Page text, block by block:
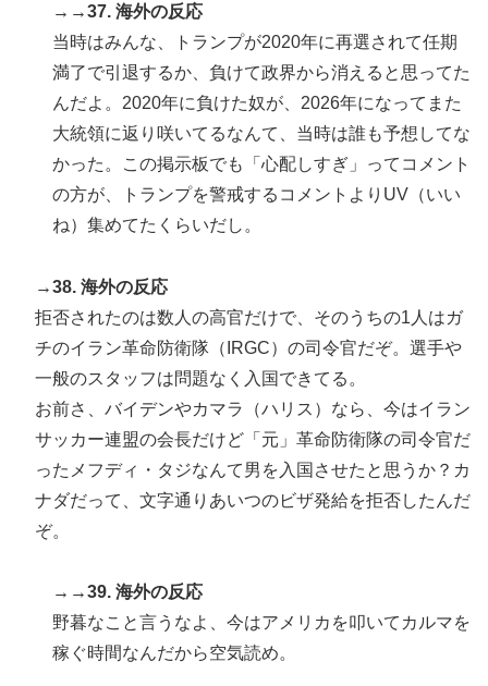
→→37. 海外の反応
当時はみんな、トランプが2020年に再選されて任期
満了で引退するか、負けて政界から消えると思ってた
んだよ。2020年に負けた奴が、2026年になってまた
大統領に返り咲いてるなんて、当時は誰も予想してな
かった。この掲示板でも「心配しすぎ」ってコメント
の方が、トランプを警戒するコメントよりUV（いい
ね）集めてたくらいだし。
→38. 海外の反応
拒否されたのは数人の高官だけで、そのうちの1人はガ
チのイラン革命防衛隊（IRGC）の司令官だぞ。選手や
一般のスタッフは問題なく入国できてる。
お前さ、バイデンやカマラ（ハリス）なら、今はイラン
サッカー連盟の会長だけど「元」革命防衛隊の司令官だ
ったメフディ・タジなんて男を入国させたと思うか？カ
ナダだって、文字通りあいつのビザ発給を拒否したんだ
ぞ。
→→39. 海外の反応
野暮なこと言うなよ、今はアメリカを叩いてカルマを
稼ぐ時間なんだから空気読め。